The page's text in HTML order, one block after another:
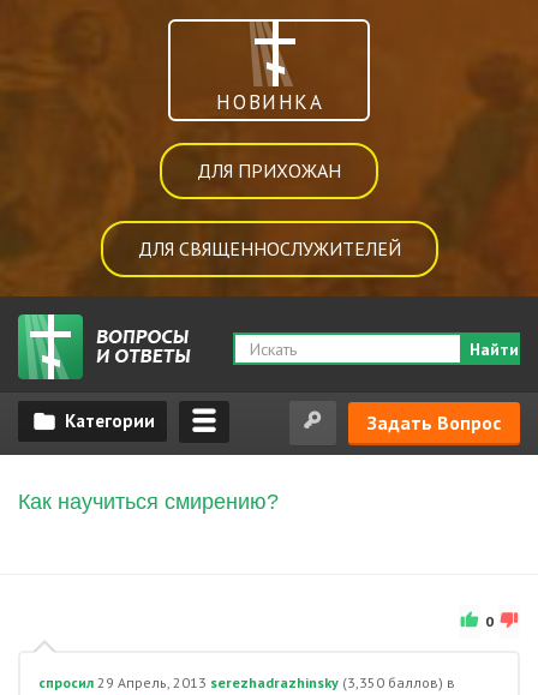
НОВИНКА
ДЛЯ ПРИХОЖАН
ДЛЯ СВЯЩЕННОСЛУЖИТЕЛЕЙ
Найти
Задать Вопрос
Как научиться смирению?
0
спросил 29 Апрель, 2013 serezhadrazhinsky (3,350 баллов) в